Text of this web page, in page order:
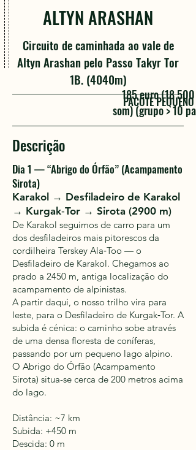
ALTYN ARASHAN
Circuito de caminhada ao vale de
Altyn Arashan pelo Passo Takyr Tor
1B. (4040m)
185 euro (18 500
som) ​(grupo > 10 pax)
PACOTE PEQUENO
Descrição
Dia 1 — “Abrigo do Órfão” (Acampamento
Sirota)
Karakol → Desfiladeiro de Karakol
→ Kurgak‑Tor → Sirota (2900 m)
De Karakol seguimos de carro para um
dos desfiladeiros mais pitorescos da
cordilheira Terskey Ala‑Too — o
Desfiladeiro de Karakol. Chegamos ao
prado a 2450 m, antiga localização do
acampamento de alpinistas.
A partir daqui, o nosso trilho vira para
leste, para o Desfiladeiro de Kurgak‑Tor. A
subida é cénica: o caminho sobe através
de uma densa floresta de coníferas,
passando por um pequeno lago alpino.
O Abrigo do Órfão (Acampamento
Sirota) situa-se cerca de 200 metros acima
do lago.
Distância: ~7 km
Subida: +450 m
Descida: 0 m